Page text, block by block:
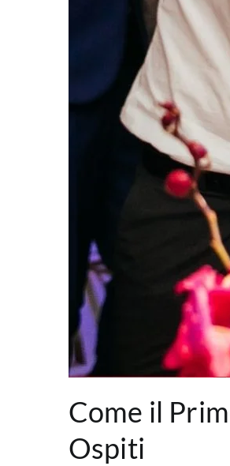
Come il
Ospiti